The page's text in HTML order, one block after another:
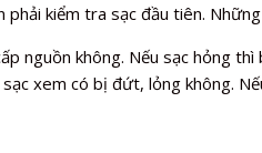
kiểm tra sạc đầu tiên.
nguồn không. Nếu sạc hỏng
xem có bị đứt, lỏng không.